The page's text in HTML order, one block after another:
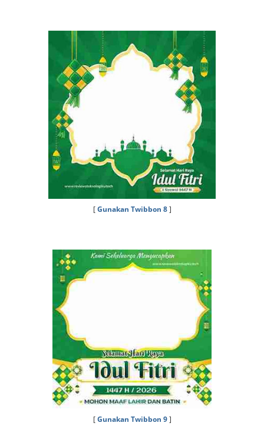
[Gunakan Twibbon 8]
[Gunakan Twibbon 9]